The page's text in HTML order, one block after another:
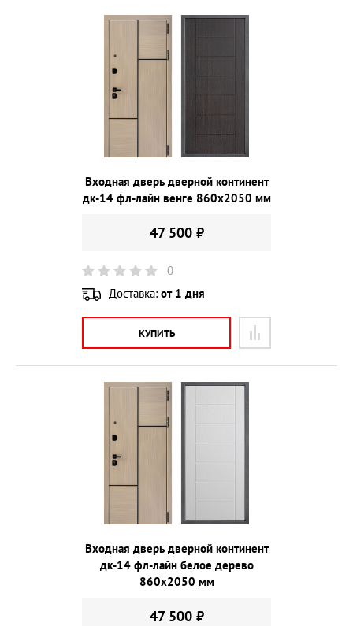
Входная дверь дверной континент
дк-14 фл-лайн венге 860х2050 мм
47 500 ₽
0
Доставка: от 1 дня
КУПИТЬ
Входная дверь дверной континент
дк-14 фл-лайн белое дерево
860х2050 мм
47 500 ₽